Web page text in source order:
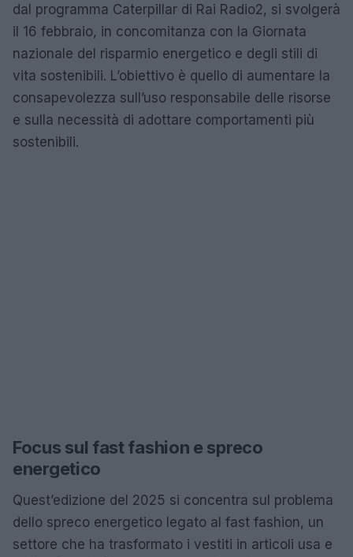
dal programma Caterpillar di Rai Radio2, si svolgerà
il 16 febbraio, in concomitanza con la Giornata
nazionale del risparmio energetico e degli stili di
vita sostenibili. L’obiettivo è quello di aumentare la
consapevolezza sull’uso responsabile delle risorse
e sulla necessità di adottare comportamenti più
sostenibili.
Focus sul fast fashion e spreco
energetico
Quest’edizione del 2025 si concentra sul problema
dello spreco energetico legato al fast fashion, un
settore che ha trasformato i vestiti in articoli usa e